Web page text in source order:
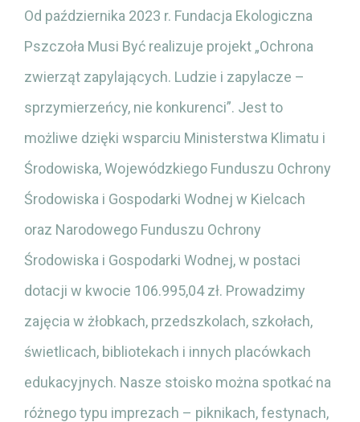
Od października 2023 r. Fundacja Ekologiczna
Pszczoła Musi Być realizuje projekt „Ochrona
zwierząt zapylających. Ludzie i zapylacze –
sprzymierzeńcy, nie konkurenci”. Jest to
możliwe dzięki wsparciu Ministerstwa Klimatu i
Środowiska, Wojewódzkiego Funduszu Ochrony
Środowiska i Gospodarki Wodnej w Kielcach
oraz Narodowego Funduszu Ochrony
Środowiska i Gospodarki Wodnej, w postaci
dotacji w kwocie 106.995,04 zł. Prowadzimy
zajęcia w żłobkach, przedszkolach, szkołach,
świetlicach, bibliotekach i innych placówkach
edukacyjnych. Nasze stoisko można spotkać na
różnego typu imprezach – piknikach, festynach,